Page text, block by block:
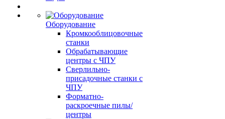
Оборудование
Кромкооблицовочные
станки
Обрабатывающие
центры с ЧПУ
Сверлильно-
присадочные станки с
ЧПУ
Форматно-
раскроечные пилы/
центры